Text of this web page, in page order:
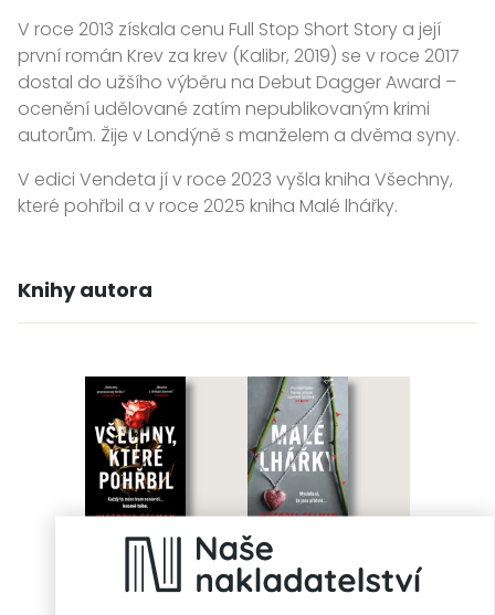
V roce 2013 získala cenu Full Stop Short Story a její
první román Krev za krev (Kalibr, 2019) se v roce 2017
dostal do užšího výběru na Debut Dagger Award –
ocenění udělované zatím nepublikovaným krimi
autorům. Žije v Londýně s manželem a dvěma syny.
V edici Vendeta jí v roce 2023 vyšla kniha Všechny,
které pohřbil a v roce 2025 kniha Malé lhářky.
Knihy autora